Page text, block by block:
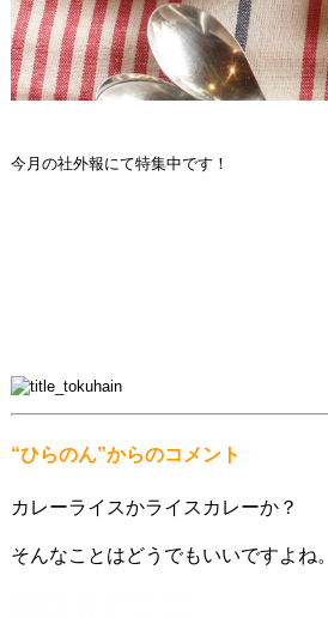
今月の社外報にて特集中です！
“ひらのん”からのコメント
カレーライスかライスカレーか？
そんなことはどうでもいいですよね。